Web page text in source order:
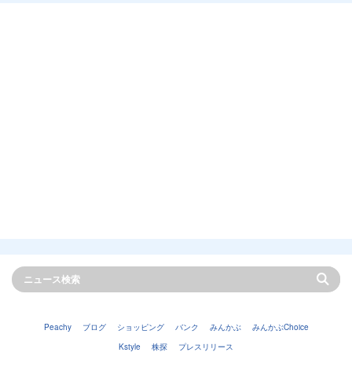
Peachy ブログ ショッピング バンク みんかぶ
みんかぶChoice
Kstyle
株探 プレスリリース